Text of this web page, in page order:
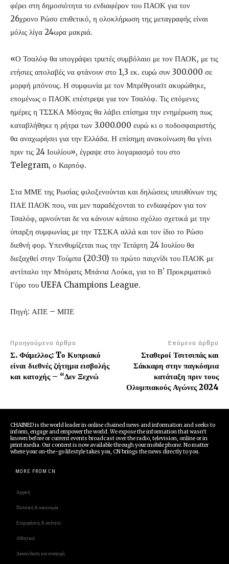
φέρει στη δημοσιότητα το ενδιαφέρον του ΠΑΟΚ για τον
26χρονο Ρώσο επιθετικό, η ολοκλήρωση της μεταγραφής είναι
μόλις λίγα 24ωρα μακριά.
«Ο Τσαλόφ θα υπογράψει τριετές συμβόλαιο με τον ΠΑΟΚ, με τις
ετήσιες απολαβές να φτάνουν στο 1,3 εκ. ευρώ συν 300.000 σε
μορφή μπόνους. Η συμφωνία με τον Μπρέθγουεϊτ ακυρώθηκε,
επομένως ο ΠΑΟΚ επέστρεψε για τον Τσαλόφ. Τις επόμενες
ημέρες η ΤΣΣΚΑ Μόσχας θα λάβει επίσημα την ενημέρωση πως
καταβλήθηκε η ρήτρα των 3.000.000 ευρώ κι ο ποδοσφαιριστής
θα αναχωρήσει για την Ελλάδα. Η επίσημη ανακοίνωση θα γίνει
πριν τις 24 Ιουλίου», έγραψε στο λογαριασμό του στο
Telegram, ο Καρπόφ.
Στα ΜΜΕ της Ρωσίας φιλοξενούνται και δηλώσεις υπευθύνων της
ΠΑΕ ΠΑΟΚ που, ναι μεν παραδέχονται το ενδιαφέρον για τον
Τσαλόφ, αρνούνται δε να κάνουν κάποιο σχόλιο σχετικά με την
ύπαρξη συμφωνίας με την ΤΣΣΚΑ αλλά και τον ίδιο το Ρώσο
διεθνή φορ. Υπενθυμίζεται πως την Τετάρτη 24 Ιουλίου θα
διεξαχθεί στην Τούμπα (20:30) το πρώτο παιχνίδι του ΠΑΟΚ με
αντίπαλο την Μπόρατς Μπάνια Λούκα, για το Β’ Προκριματικό
Γύρο του UEFA Champions League.
Πηγή: ΑΠΕ – ΜΠΕ
Προηγούμενο άρθρο
Σ. Φάμελλος: Tο Κυπριακό
είναι διεθνές ζήτημα εισβολής
και κατοχής – “Δεν Ξεχνώ
Επόμενο άρθρο
Σταθεροί Τσιτσιπάς και
Σάκκαρη στην παγκόσμια
κατάταξη πριν τους
Ολυμπιακούς Αγώνες 2024
CHAINED is the world leader in online chained news and information and seeks to
inform, engage and empower the world. We expose the information that wasn't
known before or current events broadcast over the radio, television, online or in
print media. Our content is now available through your mobile phone. No matter
where your on-the-go lifestyle takes you, CN brings the news directly to you.
MORE FROM CN
Αρχική
Πολιτική & οικονομία
Επιχειρήσεις & ακίνητα
Αθλητικά
Διασκέδαση και αναψυχή